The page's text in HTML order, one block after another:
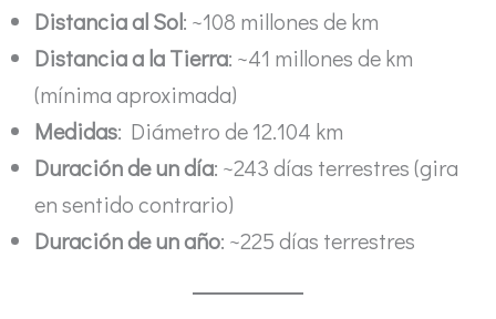
Distancia al Sol: ~108 millones de km
Distancia a la Tierra: ~41 millones de km
(mínima aproximada)
Medidas: Diámetro de 12.104 km
Duración de un día: ~243 días terrestres (gira
en sentido contrario)
Duración de un año: ~225 días terrestres